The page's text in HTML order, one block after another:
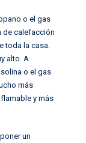
o el gas
de calefacción
toda la casa.
alto. A
o el gas
más
y más
un